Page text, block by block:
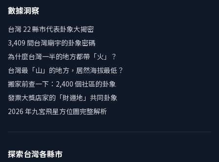
數據洞察
台灣 22 縣市代表卦象大揭密
3,409 間台灣廟宇的卦象密碼
為什麼台灣一半的地方都帶「火」？
台灣最「山」的地方，居然海拔最低？
搬家前查一下：2,400 個社區的卦象
發票大獎店家的「財運地」共同卦象
2026 年九宮飛星方位圖完整解析
探索台灣各縣市